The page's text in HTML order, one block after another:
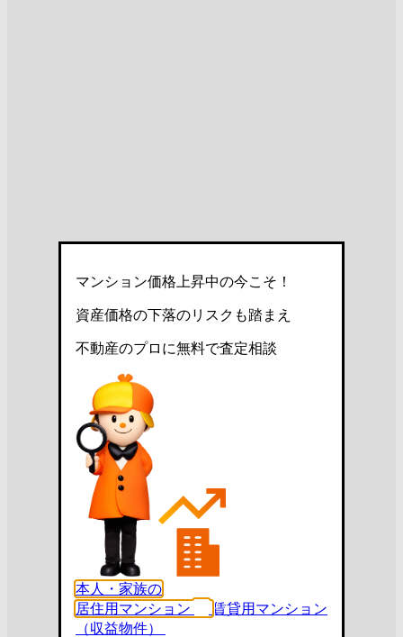
マンション価格上昇中の今こそ！
資産価格の下落のリスクも踏まえ
不動産のプロに無料で査定相談
本人・家族の
居住用マンション
賃貸用マンション
（収益物件）